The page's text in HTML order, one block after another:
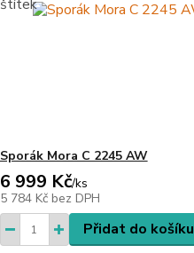
Sporák Mora C 2245 AW
6 999 Kč/ks
5 784 Kč bez DPH
Přidat do košíku